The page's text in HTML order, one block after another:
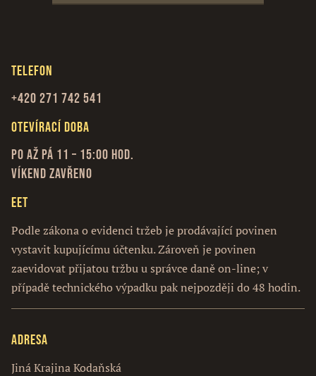
Telefon
+420 271 742 541
Otevírací doba
Po až Pá 11 – 15:00 hod.
Víkend zavřeno
EET
Podle zákona o evidenci tržeb je prodávající povinen
vystavit kupujícímu účtenku. Zároveň je povinen
zaevidovat přijatou tržbu u správce daně on-line; v
případě technického výpadku pak nejpozději do 48 hodin.
Adresa
Jiná Krajina Kodaňská